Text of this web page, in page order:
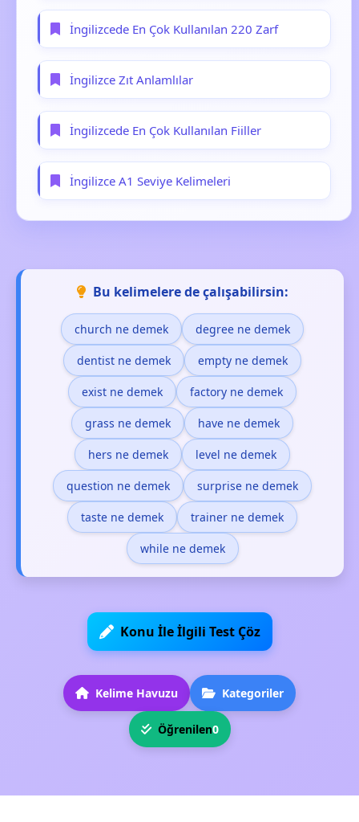
İngilizcede En Çok Kullanılan 220 Zarf
İngilizce Zıt Anlamlılar
İngilizcede En Çok Kullanılan Fiiller
İngilizce A1 Seviye Kelimeleri
Bu kelimelere de çalışabilirsin:
church ne demek degree ne demek
dentist ne demek empty ne demek
exist ne demek factory ne demek
grass ne demek have ne demek
hers ne demek level ne demek
question ne demek surprise ne demek
taste ne demek trainer ne demek
while ne demek
Konu İle İlgili Test Çöz
Kelime Havuzu Kategoriler
Öğrenilen0